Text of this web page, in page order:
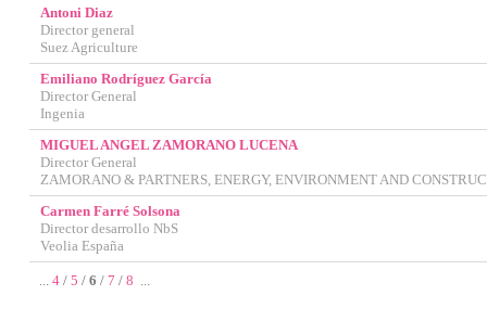
Antoni Diaz
Director general
Suez Agriculture
Emiliano Rodríguez García
Director General
Ingenia
MIGUEL ANGEL ZAMORANO LUCENA
Director General
ZAMORANO & PARTNERS, ENERGY, ENVIRONMENT AND
Carmen Farré Solsona
Director desarrollo NbS
Veolia España
4 / 5 / 6 / 7 / 8